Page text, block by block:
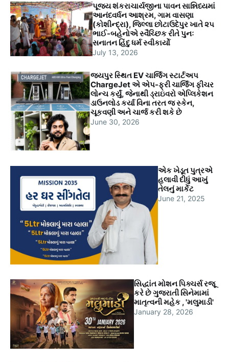
પૂજ્ય શંકરાચાર્યજીના પાવન સાન્નિધ્યમાં
આનંદવર્ધન આશ્રમ, ગામ વાસણા
(કોશીન્દ્રા), જિલ્લા છોટાઉદેપુર ખાતે ૨૫
ભાઈ-બહેનોએ સ્વૈચ્છિક રીતે પુનઃ
સનાતન હિંદુ ધર્મ સ્વીકાર્યો
July 13, 2026
જયપુર સ્થિત EV ચાર્જિંગ સ્ટાર્ટઅપ
ChargeJet એ એપ-ફ્રી ચાર્જિંગ ફીચર
લોન્ચ કર્યું, જેનાથી ડ્રાઇવરો એપ્લિકેશન
ડાઉનલોડ કર્યા વિના તરત જ સ્કેન,
ચૂકવણી અને ચાર્જ કરી શકે છે
June 30, 2026
એક ખેડૂત પુત્રએ
હલાવી દીધું આખું
તેલનું માર્કેટ
June 21, 2025
સિદ્ધાંત મોશન પિક્ચર્સ રજૂ
કરે છે ગુજરાતી સિનેમામાં
માતૃત્વની મહેક , 'મલુમાડી'
January 28, 2026